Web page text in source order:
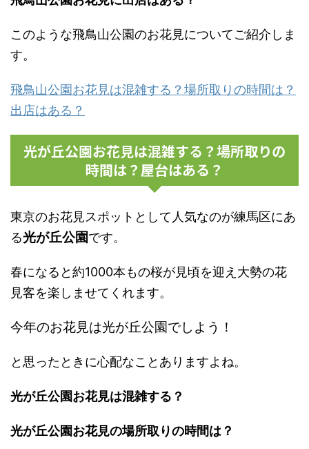
このような飛鳥山公園のお花見についてご紹介しま
す。
飛鳥山公園お花見は混雑する？場所取りの時間は？
出店はある？
光が丘公園お花見は混雑する？場所取りの
時間は？屋台はある？
東京のお花見スポットとして人気なのが練馬区にあ
る光が丘公園です。
春になると約1000本もの桜が見頃を迎え大勢の花
見客を楽しませてくれます。
今年のお花見は光が丘公園でしよう！
と思ったときに心配なことありますよね。
光が丘公園お花見は混雑する？
光が丘公園お花見の場所取りの時間は？